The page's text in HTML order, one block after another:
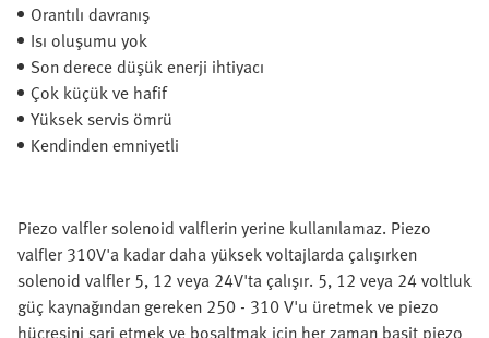
Orantılı davranış
Isı oluşumu yok
Son derece düşük enerji ihtiyacı
Çok küçük ve hafif
Yüksek servis ömrü
Kendinden emniyetli
Piezo valfler solenoid valflerin yerine kullanılamaz. Piezo
valfler 310V'a kadar daha yüksek voltajlarda çalışırken
solenoid valfler 5, 12 veya 24V'ta çalışır. 5, 12 veya 24 voltluk
güç kaynağından gereken 250 - 310 V'u üretmek ve piezo